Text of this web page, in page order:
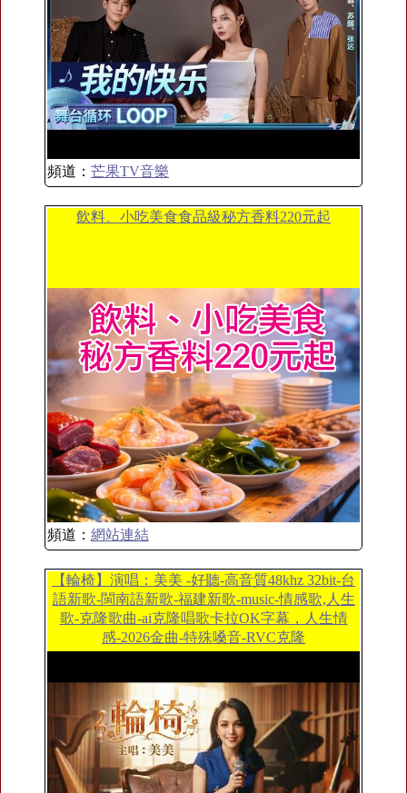
頻道： 芒果TV音樂
飲料、小吃美食食品級秘方香料220元起
頻道： 網站連結
【輪椅】演唱：美美 -好聽-高音質48khz 32bit-台
語新歌-閩南語新歌-福建新歌-music-情感歌,人生
歌-克隆歌曲-ai克隆唱歌卡拉OK字幕，人生情
感-2026金曲-特殊嗓音-RVC克隆